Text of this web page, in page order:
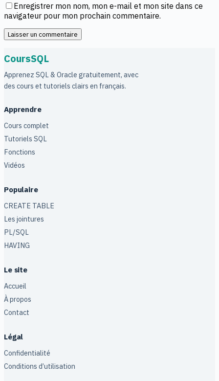
Enregistrer mon nom, mon e-mail et mon site dans ce
navigateur pour mon prochain commentaire.
Laisser un commentaire
CoursSQL
Apprenez SQL & Oracle gratuitement, avec
des cours et tutoriels clairs en français.
Apprendre
Cours complet
Tutoriels SQL
Fonctions
Vidéos
Populaire
CREATE TABLE
Les jointures
PL/SQL
HAVING
Le site
Accueil
À propos
Contact
Légal
Confidentialité
Conditions d’utilisation